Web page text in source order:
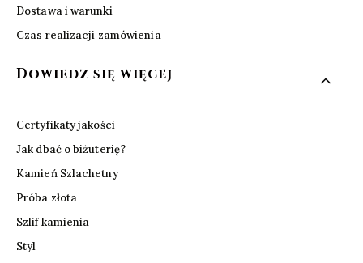
Dostawa i warunki
Czas realizacji zamówienia
Dowiedz się więcej
Certyfikaty jakości
Jak dbać o biżuterię?
Kamień Szlachetny
Próba złota
Szlif kamienia
Styl